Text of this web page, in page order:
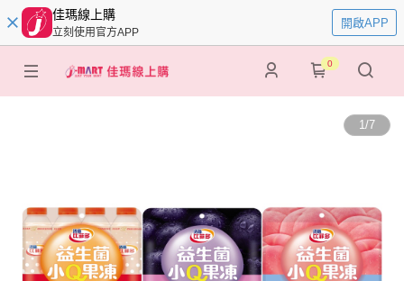
佳瑪線上購
立刻使用官方APP
開啟APP
0
1/7